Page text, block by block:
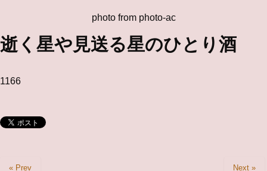
photo from photo-ac
逝く星や見送る星のひとり酒
1166
« Prev Next »